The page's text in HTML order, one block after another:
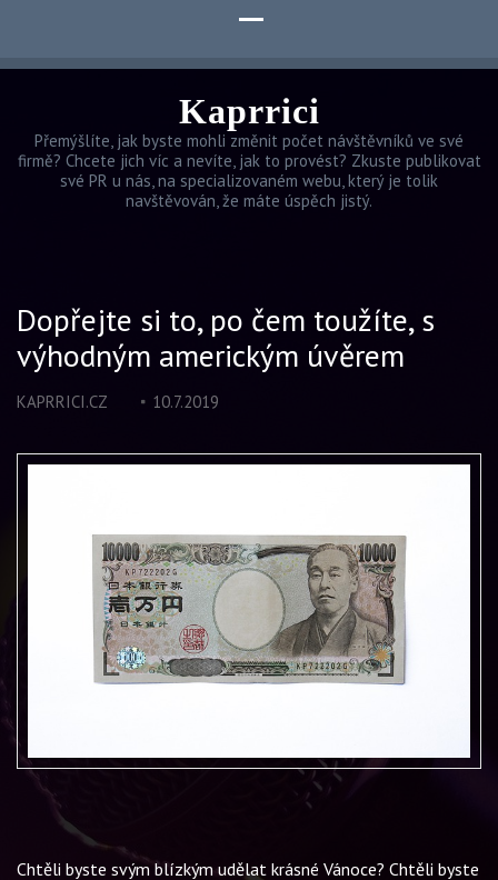
Kaprrici
Přemýšlíte, jak byste mohli změnit počet návštěvníků ve své
firmě? Chcete jich víc a nevíte, jak to provést? Zkuste publikovat
své PR u nás, na specializovaném webu, který je tolik
navštěvován, že máte úspěch jistý.
Dopřejte si to, po čem toužíte, s
výhodným americkým úvěrem
KAPRRICI.CZ 10.7.2019
Chtěli byste svým blízkým udělat krásné Vánoce? Chtěli byste